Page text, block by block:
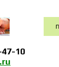
47-10